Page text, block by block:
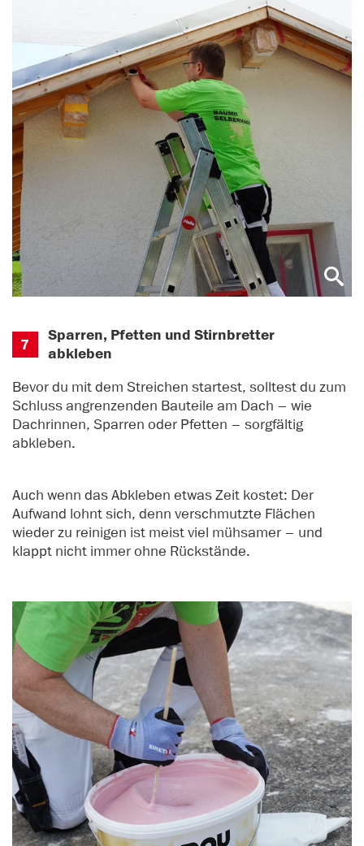
7
Sparren, Pfetten und Stirnbretter
abkleben
Bevor du mit dem Streichen startest, solltest du zum
Schluss angrenzenden Bauteile am Dach – wie
Dachrinnen, Sparren oder Pfetten – sorgfältig
abkleben.
Auch wenn das Abkleben etwas Zeit kostet: Der
Aufwand lohnt sich, denn verschmutzte Flächen
wieder zu reinigen ist meist viel mühsamer – und
klappt nicht immer ohne Rückstände.